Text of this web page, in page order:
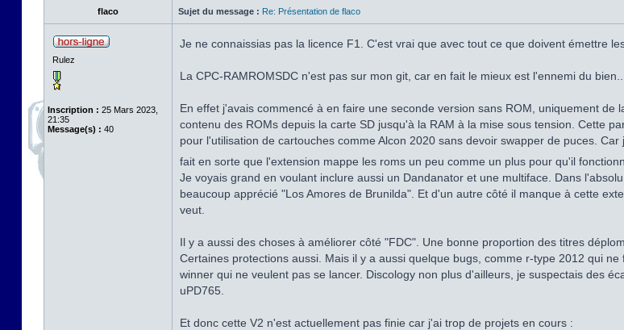
flaco Sujet du message : Re: Présentation de flaco
Rulez
Inscription : 25 Mars 2023,
21:35
Message(s) : 40
Je ne connaissias pas la licence F1. C'est vrai que avec tout ce que doivent émettre
La CPC-RAMROMSDC n'est pas sur mon git, car en fait le mieux est l'ennemi du bien...
En effet j'avais commencé à en faire une seconde version sans ROM, uniquement
contenu des ROMs depuis la carte SD jusqu'à la RAM à la mise sous tension. Cette
pour l'utilisation de cartouches comme Alcon 2020 sans devoir swapper de puces.
fait en sorte que l'extension mappe les roms un peu comme un plus pour qu'il
Je voyais grand en voulant inclure aussi un Dandanator et une multiface. Dans
beaucoup apprécié "Los Amores de Brunilda". Et d'un autre côté il manque à cette
veut.
Il y a aussi des choses à améliorer côté "FDC". Une bonne proportion des titres
Certaines protections aussi. Mais il y a aussi quelque bugs, comme r-type 2012 qui
winner qui ne veulent pas se lancer. Discology non plus d'ailleurs, je suspectais des
uPD765.
Et donc cette V2 n'est actuellement pas finie car j'ai trop de projets en cours :